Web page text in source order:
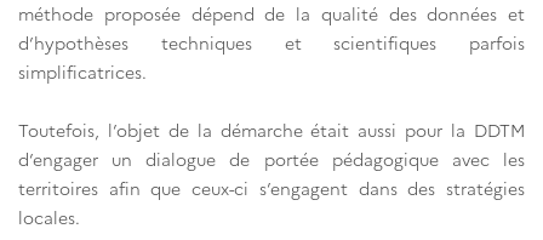
méthode proposée dépend de la qualité des données et
d’hypothèses techniques et scientifiques parfois
simplificatrices.
Toutefois, l’objet de la démarche était aussi pour la DDTM
d’engager un dialogue de portée pédagogique avec les
territoires afin que ceux-ci s’engagent dans des stratégies
locales.